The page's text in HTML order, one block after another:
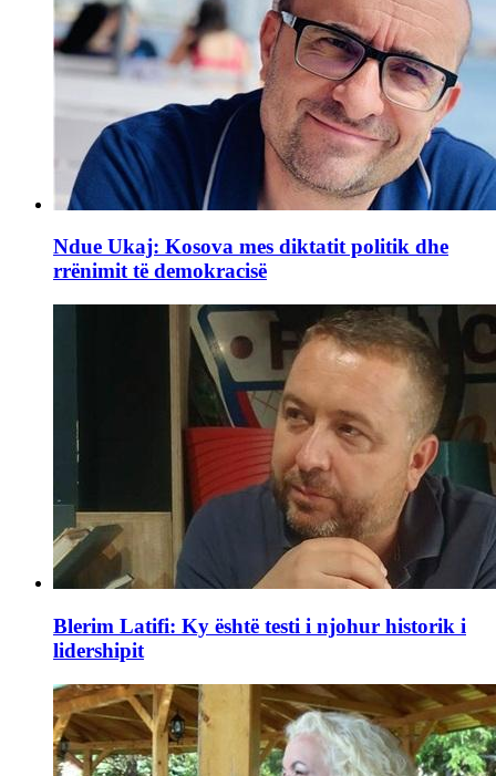
Ndue Ukaj: Kosova mes diktatit politik dhe
rrënimit të demokracisë
Blerim Latifi: Ky është testi i njohur historik i
lidershipit